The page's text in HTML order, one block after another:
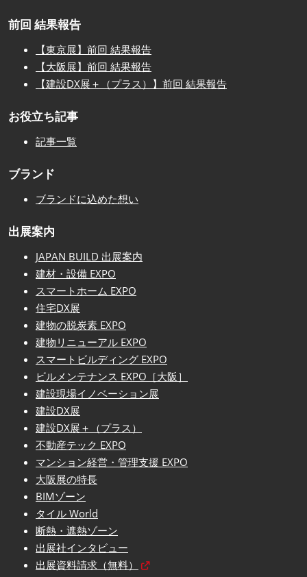
前回 結果報告
【東京展】前回 結果報告
【大阪展】前回 結果報告
【建設DX展＋（プラス）】前回 結果報告
お役立ち記事
記事一覧
ブランド
ブランドに込めた想い
出展案内
JAPAN BUILD 出展案内
建材・設備 EXPO
スマートホーム EXPO
住宅DX展
建物の脱炭素 EXPO
建物リニューアル EXPO
スマートビルディング EXPO
ビルメンテナンス EXPO［大阪］
建設現場イノベーション展
建設DX展
建設DX展＋（プラス）
不動産テック EXPO
マンション経営・管理支援 EXPO
大阪展の特長
BIMゾーン
タイル World
断熱・遮熱ゾーン
出展社インタビュー
出展資料請求（無料）